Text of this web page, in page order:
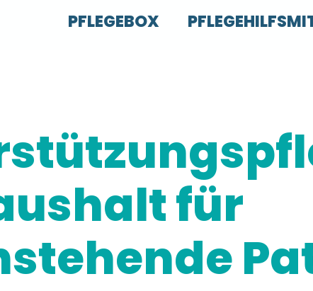
PFLEGEBOX
für